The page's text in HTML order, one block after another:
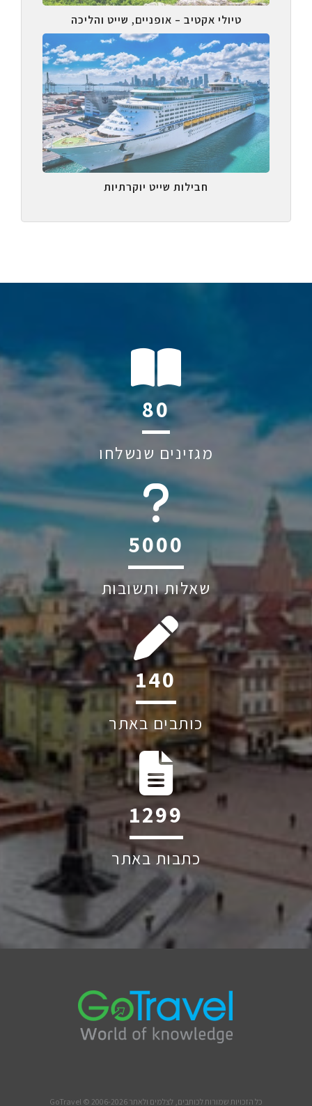
טיולי אקטיב – אופניים, שייט והליכה
חבילות שייט יוקרתיות
114
מגזינים שנשלחו
6045
שאלות ותשובות
200
כותבים באתר
1863
כתבות באתר
כל הזכויות שמורות לכותבים, לצלמים ולאתר GoTravel © 2006-2026